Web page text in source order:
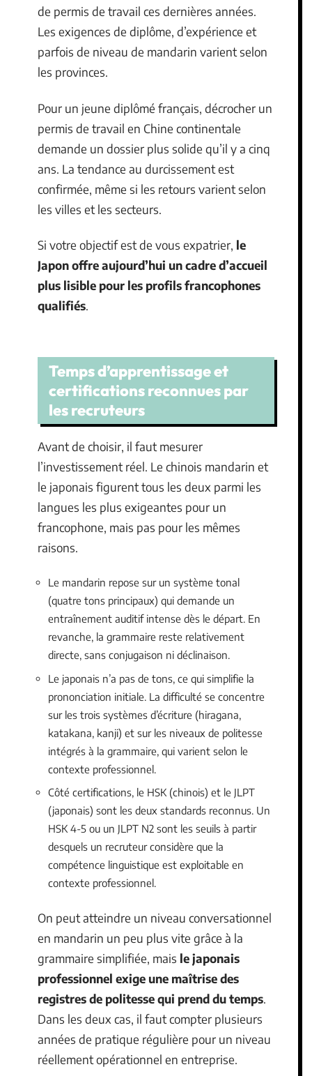
de permis de travail ces dernières années.
Les exigences de diplôme, d’expérience et
parfois de niveau de mandarin varient selon
les provinces.
Pour un jeune diplômé français, décrocher un
permis de travail en Chine continentale
demande un dossier plus solide qu’il y a cinq
ans. La tendance au durcissement est
confirmée, même si les retours varient selon
les villes et les secteurs.
Si votre objectif est de vous expatrier, le
Japon offre aujourd’hui un cadre d’accueil
plus lisible pour les profils francophones
qualifiés.
Temps d’apprentissage et
certifications reconnues par
les recruteurs
Avant de choisir, il faut mesurer
l’investissement réel. Le chinois mandarin et
le japonais figurent tous les deux parmi les
langues les plus exigeantes pour un
francophone, mais pas pour les mêmes
raisons.
Le mandarin repose sur un système tonal
(quatre tons principaux) qui demande un
entraînement auditif intense dès le départ. En
revanche, la grammaire reste relativement
directe, sans conjugaison ni déclinaison.
Le japonais n’a pas de tons, ce qui simplifie la
prononciation initiale. La difficulté se concentre
sur les trois systèmes d’écriture (hiragana,
katakana, kanji) et sur les niveaux de politesse
intégrés à la grammaire, qui varient selon le
contexte professionnel.
Côté certifications, le HSK (chinois) et le JLPT
(japonais) sont les deux standards reconnus. Un
HSK 4-5 ou un JLPT N2 sont les seuils à partir
desquels un recruteur considère que la
compétence linguistique est exploitable en
contexte professionnel.
On peut atteindre un niveau conversationnel
en mandarin un peu plus vite grâce à la
grammaire simplifiée, mais le japonais
professionnel exige une maîtrise des
registres de politesse qui prend du temps.
Dans les deux cas, il faut compter plusieurs
années de pratique régulière pour un niveau
réellement opérationnel en entreprise.